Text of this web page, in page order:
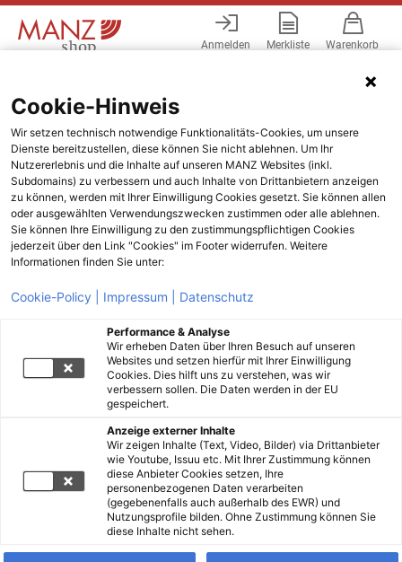
Anmelden Merkliste Warenkorb
Cookie-Hinweis
Wir setzen technisch notwendige Funktionalitäts-Cookies, um unsere
Dienste bereitzustellen, diese können Sie nicht ablehnen. Um Ihr
Nutzererlebnis und die Inhalte auf unseren MANZ Websites (inkl.
Subdomains) zu verbessern und auch Inhalte von Drittanbietern anzeigen
zu können, werden mit Ihrer Einwilligung Cookies gesetzt. Sie können allen
oder ausgewählten Verwendungszwecken zustimmen oder alle ablehnen.
Sie können Ihre Einwilligung zu den zustimmungspflichtigen Cookies
jederzeit über den Link "Cookies" im Footer widerrufen. Weitere
Informationen finden Sie unter:
Cookie-Policy | Impressum | Datenschutz
Performance & Analyse
Wir erheben Daten über Ihren Besuch auf unseren
Websites und setzen hierfür mit Ihrer Einwilligung
Cookies. Dies hilft uns zu verstehen, was wir
verbessern sollen. Die Daten werden in der EU
gespeichert.
Anzeige externer Inhalte
Wir zeigen Inhalte (Text, Video, Bilder) via Drittanbieter
wie Youtube, Issuu etc. Mit Ihrer Zustimmung können
diese Anbieter Cookies setzen, Ihre
personenbezogenen Daten verarbeiten
(gegebenenfalls auch außerhalb des EWR) und
Nutzungsprofile bilden. Ohne Zustimmung können Sie
diese Inhalte nicht sehen.